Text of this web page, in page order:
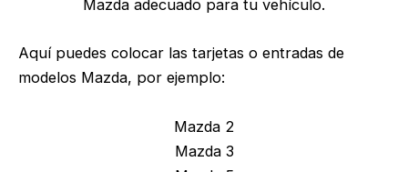
Mazda adecuado para tu vehículo.
Aquí puedes colocar las tarjetas o entradas de
modelos Mazda, por ejemplo:
Mazda 2
Mazda 3